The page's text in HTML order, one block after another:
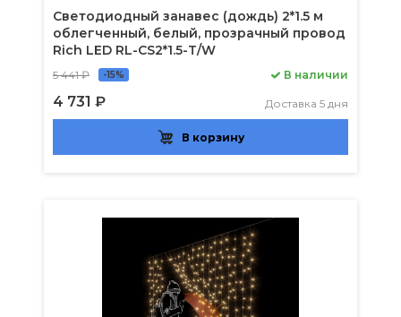
Светодиодный занавес (дождь) 2*1.5 м
облегченный, белый, прозрачный провод
Rich LED RL-CS2*1.5-T/W
5 441 ₽ -15%
4 731 ₽
В наличии
Доставка 5 дня
В корзину